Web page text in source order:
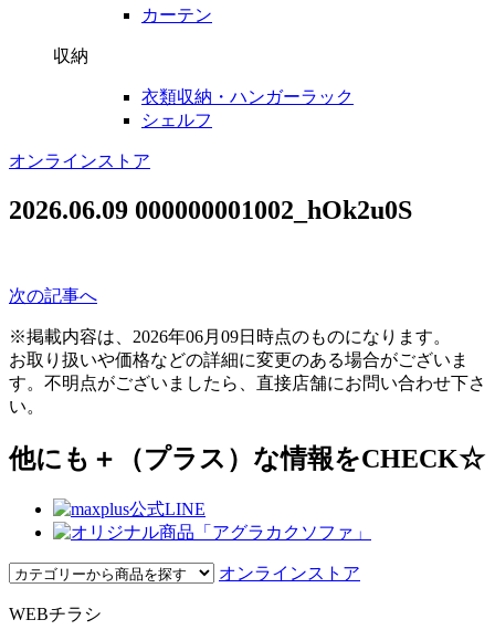
カーテン
収納
衣類収納・ハンガーラック
シェルフ
オンラインストア
2026.06.09 000000001002_hOk2u0S
次の記事へ
※掲載内容は、2026年06月09日時点のものになります。
お取り扱いや価格などの詳細に変更のある場合がございま
す。不明点がございましたら、直接店舗にお問い合わせ下さ
い。
他にも＋（プラス）な情報をCHECK☆
オンラインストア
WEBチラシ